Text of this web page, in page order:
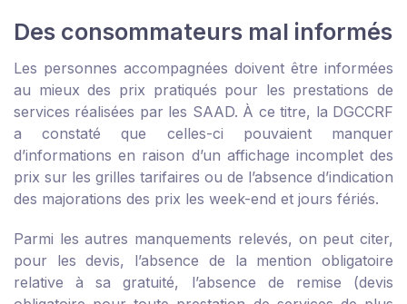
Des consommateurs mal informés
Les personnes accompagnées doivent être informées
au mieux des prix pratiqués pour les prestations de
services réalisées par les SAAD. À ce titre, la DGCCRF
a constaté que celles-ci pouvaient manquer
d’informations en raison d’un affichage incomplet des
prix sur les grilles tarifaires ou de l’absence d’indication
des majorations des prix les week-end et jours fériés.
Parmi les autres manquements relevés, on peut citer,
pour les devis, l’absence de la mention obligatoire
relative à sa gratuité, l’absence de remise (devis